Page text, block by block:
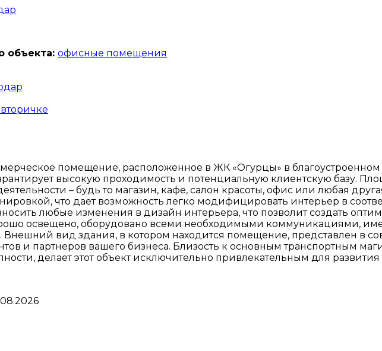
объекта: офисные помещения
помещение, расположенное в ЖК «Огурцы» в
высокую проходимость и потенциальную клиентскую базу.
– будь то магазин, кафе, салон красоты, офис или любая
что дает возможность легко модифицировать интерьер в
любые изменения в дизайн интерьера, что позволит создать
освещено, оборудовано всеми необходимыми коммуникациями,
вид здания, в котором находится помещение, представлен в
и партнеров вашего бизнеса. Близость к основным транспортным
делает этот объект исключительно привлекательным для